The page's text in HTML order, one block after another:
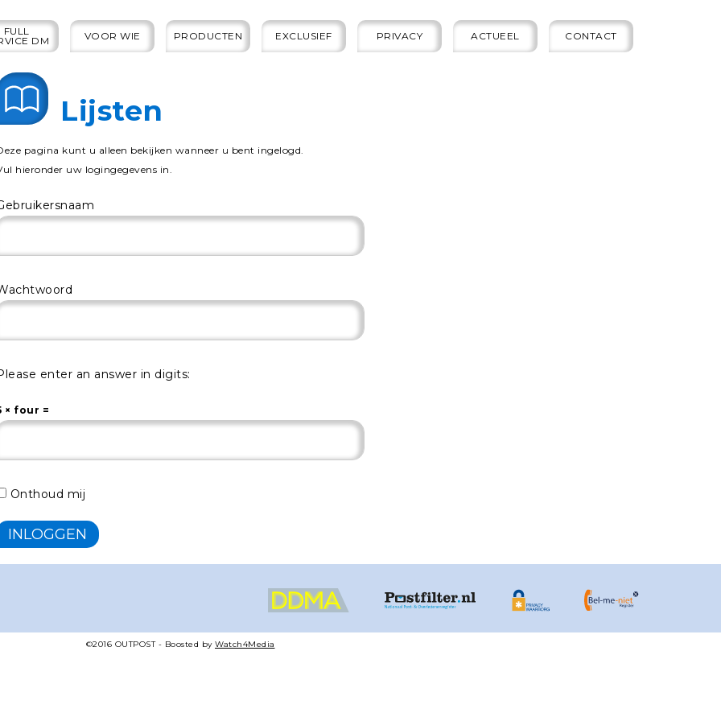
FULL
DM
VOOR WIE PRODUCTEN EXCLUSIEF PRIVACY ACTUEEL CONTACT
Lijsten
pagina kunt u alleen bekijken wanneer u bent ingelogd.
hieronder uw logingegevens in.
enter an answer in digits:
× four =
Onthoud mij
©2016 OUTPOST- Boosted by Watch4Media